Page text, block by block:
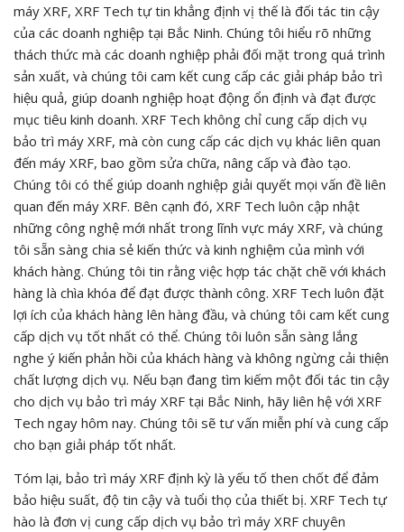
máy XRF, XRF Tech tự tin khẳng định vị thế là đối tác tin cậy
của các doanh nghiệp tại Bắc Ninh. Chúng tôi hiểu rõ những
thách thức mà các doanh nghiệp phải đối mặt trong quá trình
sản xuất, và chúng tôi cam kết cung cấp các giải pháp bảo trì
hiệu quả, giúp doanh nghiệp hoạt động ổn định và đạt được
mục tiêu kinh doanh. XRF Tech không chỉ cung cấp dịch vụ
bảo trì máy XRF, mà còn cung cấp các dịch vụ khác liên quan
đến máy XRF, bao gồm sửa chữa, nâng cấp và đào tạo.
Chúng tôi có thể giúp doanh nghiệp giải quyết mọi vấn đề liên
quan đến máy XRF. Bên cạnh đó, XRF Tech luôn cập nhật
những công nghệ mới nhất trong lĩnh vực máy XRF, và chúng
tôi sẵn sàng chia sẻ kiến thức và kinh nghiệm của mình với
khách hàng. Chúng tôi tin rằng việc hợp tác chặt chẽ với khách
hàng là chìa khóa để đạt được thành công. XRF Tech luôn đặt
lợi ích của khách hàng lên hàng đầu, và chúng tôi cam kết cung
cấp dịch vụ tốt nhất có thể. Chúng tôi luôn sẵn sàng lắng
nghe ý kiến phản hồi của khách hàng và không ngừng cải thiện
chất lượng dịch vụ. Nếu bạn đang tìm kiếm một đối tác tin cậy
cho dịch vụ bảo trì máy XRF tại Bắc Ninh, hãy liên hệ với XRF
Tech ngay hôm nay. Chúng tôi sẽ tư vấn miễn phí và cung cấp
cho bạn giải pháp tốt nhất.
Tóm lại, bảo trì máy XRF định kỳ là yếu tố then chốt để đảm
bảo hiệu suất, độ tin cậy và tuổi thọ của thiết bị. XRF Tech tự
hào là đơn vị cung cấp dịch vụ bảo trì máy XRF chuyên